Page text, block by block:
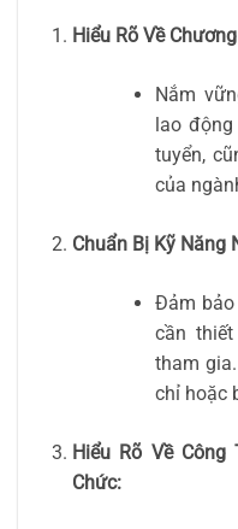
Hiểu Rõ Về
Nắm
lao
tuyển,
của
Chuẩn Bị Kỹ Năng
Đảm
cần
tham
chỉ hoặc
Hiểu Rõ Về
Chức: